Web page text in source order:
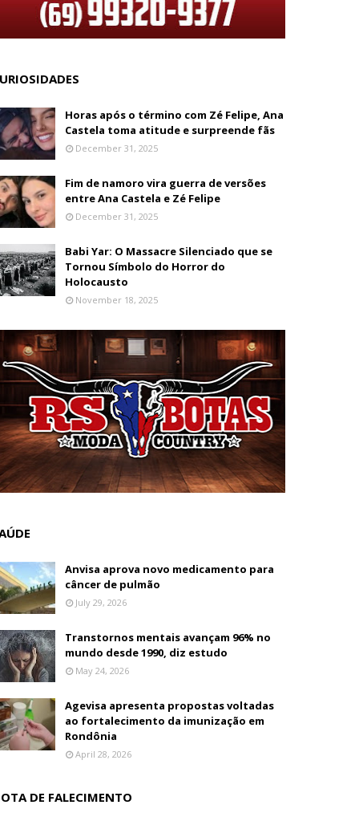
Horas após o término com Zé Felipe, Ana
Castela toma atitude e surpreende fãs
December 31, 2025
Fim de namoro vira guerra de versões
entre Ana Castela e Zé Felipe
December 31, 2025
Babi Yar: O Massacre Silenciado que se
Tornou Símbolo do Horror do
Holocausto
November 18, 2025
Anvisa aprova novo medicamento para
câncer de pulmão
July 29, 2026
Transtornos mentais avançam 96% no
mundo desde 1990, diz estudo
May 24, 2026
Agevisa apresenta propostas voltadas
ao fortalecimento da imunização em
Rondônia
April 28, 2026
DE FALECIMENTO